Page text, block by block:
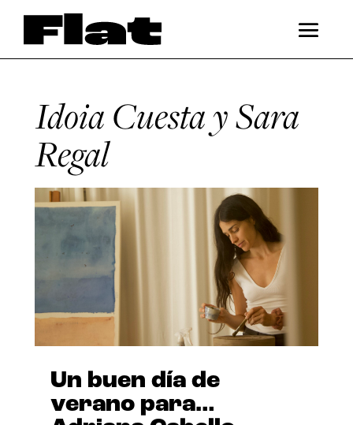
Idoia Cuesta y Sara
Regal
Un buen día de
verano para…